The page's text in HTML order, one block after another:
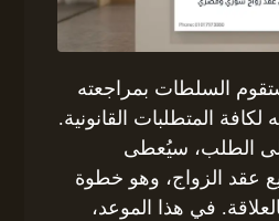
السلطات بمراجعته
المتطلبات القانونية.
الطلب، سيُعطى
عقد الزواج، وهو خطوة
في هذا الموعد،